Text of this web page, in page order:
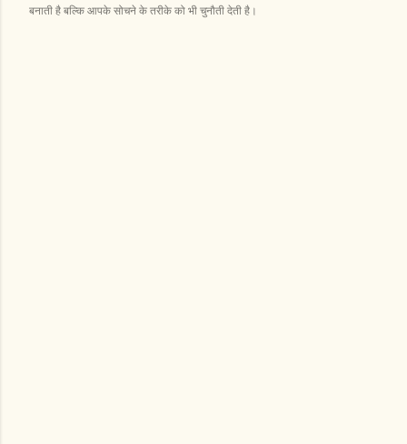
बनाती है बल्कि आपके सोचने के तरीके को भी चुनौती देती है।